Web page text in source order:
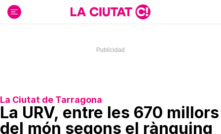
contenido
La Ciutat de Tarragona
La URV, entre les 670 millors
del món segons el rànquing